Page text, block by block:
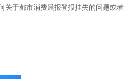
关于都市消费晨报登报挂失的问题或者